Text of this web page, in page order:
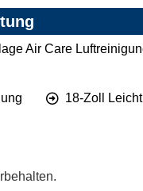
Air Care
18-Zoll